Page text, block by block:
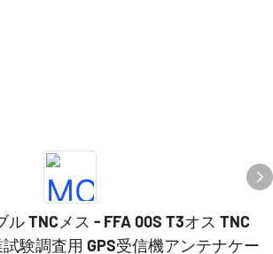
ル TNCメス - FFA 00S T3オス TNC
験調査用 GPS受信機アンテナケー